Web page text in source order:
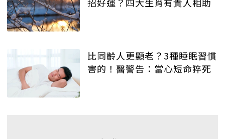
招好運？四大生肖有貴人相助
比同齡人更顯老？3種睡眠習慣
害的！醫警告：當心短命猝死